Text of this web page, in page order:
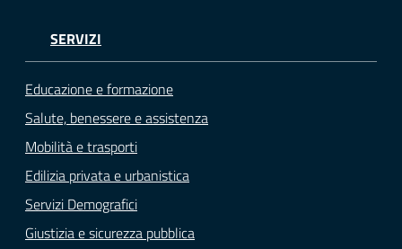
SERVIZI
Educazione e formazione
Salute, benessere e assistenza
Mobilità e trasporti
Edilizia privata e urbanistica
Servizi Demografici
Giustizia e sicurezza pubblica